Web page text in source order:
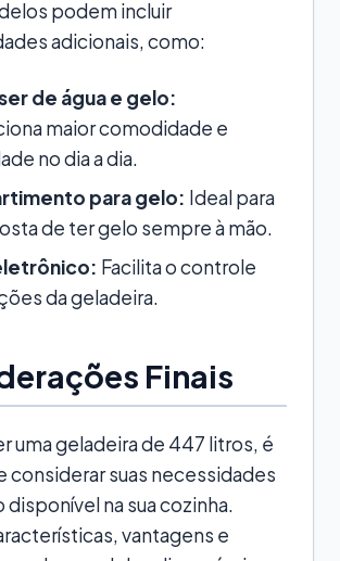
podem incluir
adicionais, como:
de água e gelo:
maior comodidade e
no dia a dia.
para gelo: Ideal para
de ter gelo sempre à mão.
Facilita o controle
da geladeira.
Finais
uma geladeira de 447 litros, é
considerar suas necessidades
disponível na sua cozinha.
vantagens e